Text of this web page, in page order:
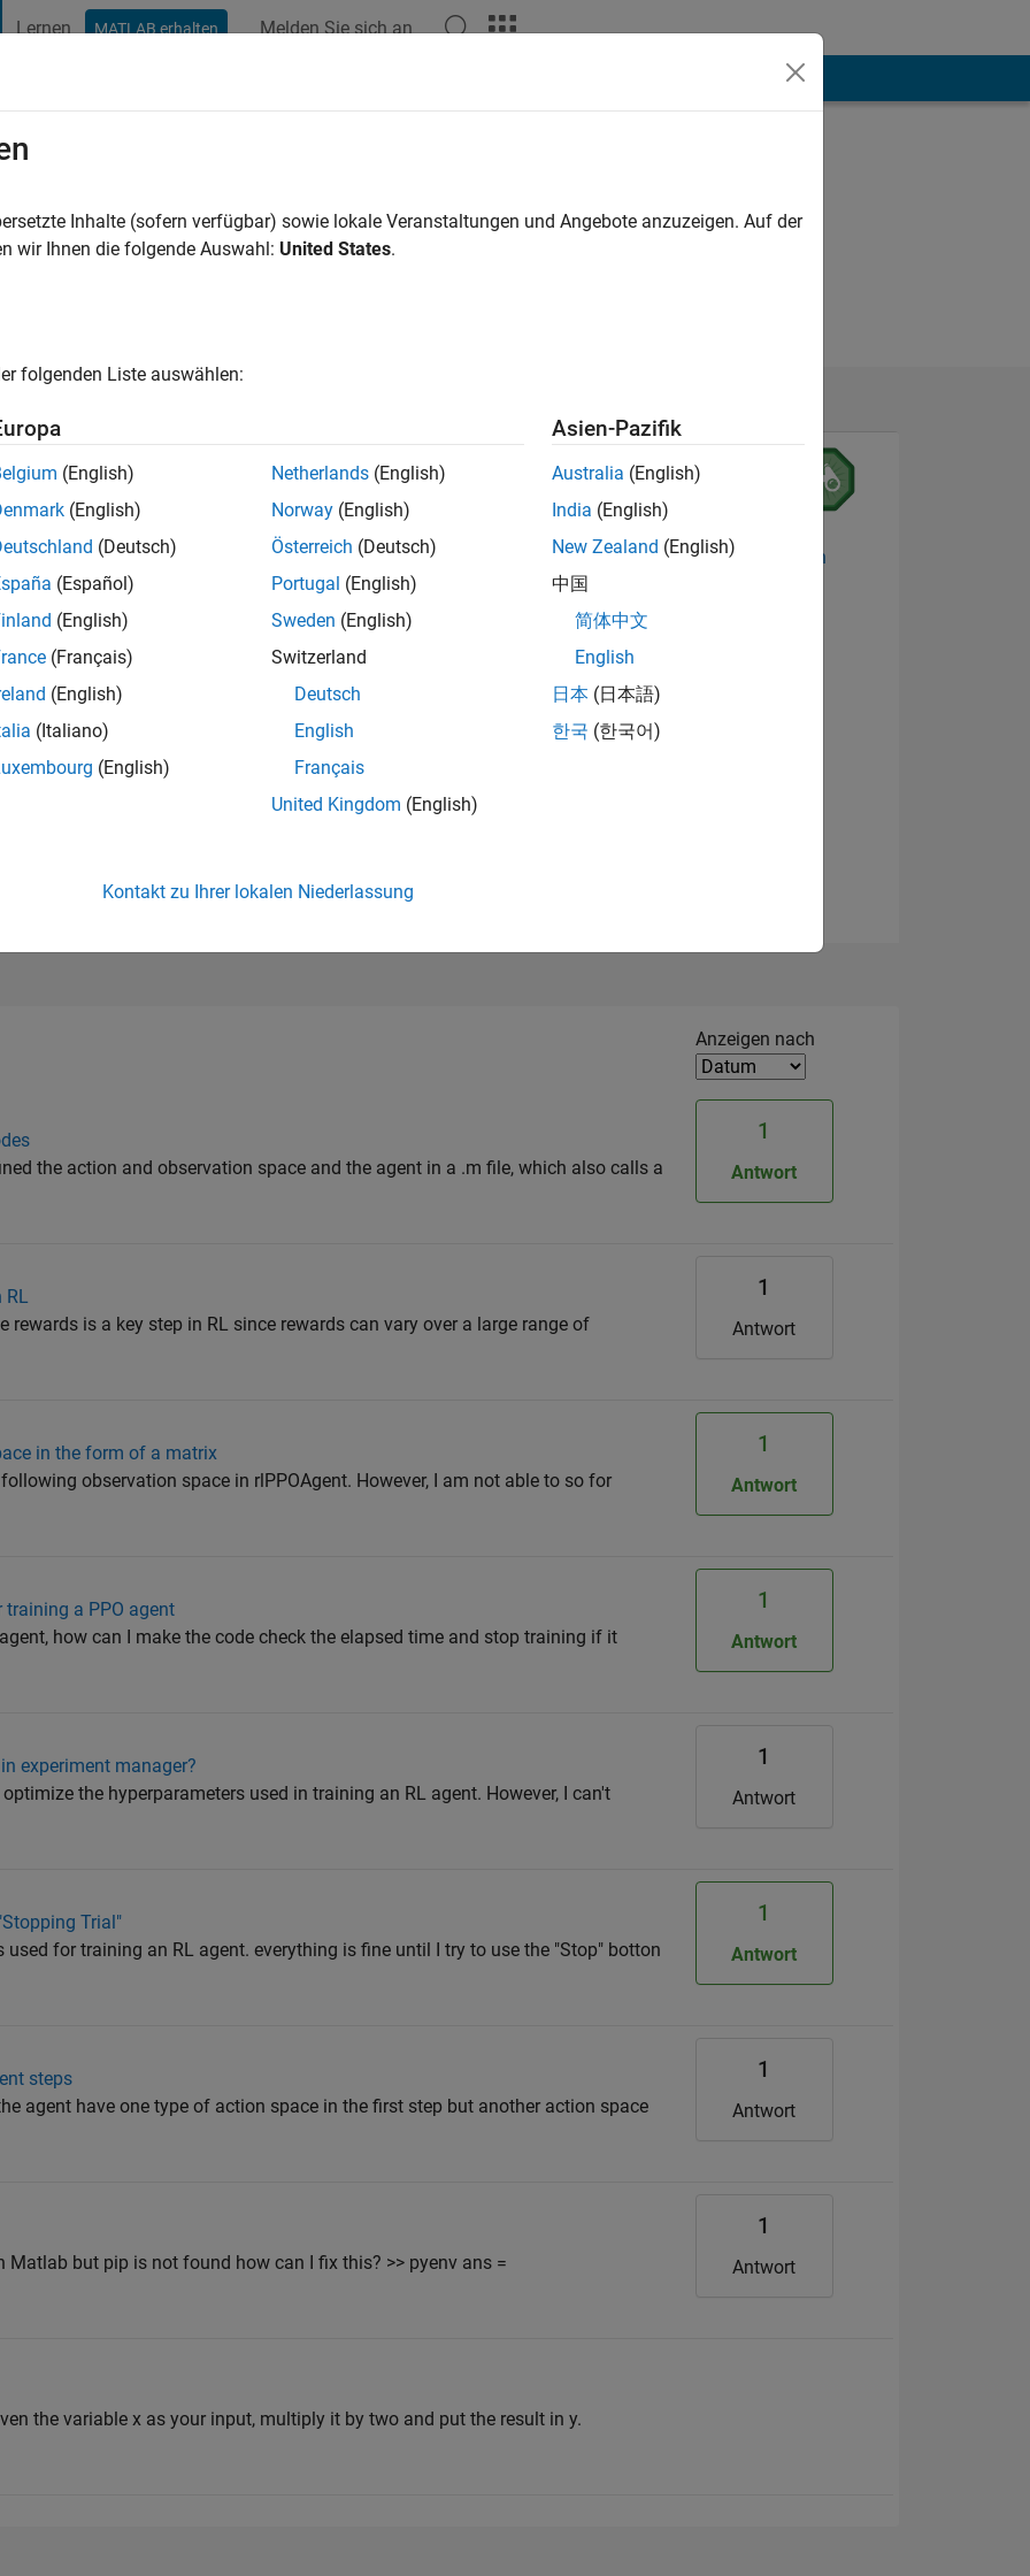
Lernen MATLAB erhalten Melden Sie sich an
vor|Aktiv seit 2023
0
of 302.031
Abzeichen anzeigen
Filter2
Anzeigen nach
the action and observation space and the agent in a .m file, which also calls a
1
Antwort
RL
rewards is a key step in RL since rewards can vary over a large range of
1
Antwort
in the form of a matrix
observation space in rlPPOAgent. However, I am not able to so for
1
Antwort
a PPO agent
how can I make the code check the elapsed time and stop training if it
1
Antwort
experiment manager?
the hyperparameters used in training an RL agent. However, I can't
1
Antwort
Trial"
used for training an RL agent. everything is fine until I try to use the "Stop" botton
1
Antwort
steps
agent have one type of action space in the first step but another action space
1
Antwort
Matlab but pip is not found how can I fix this? >> pyenv ans =
1
Antwort
the variable x as your input, multiply it by two and put the result in y.
Inhalte (sofern verfügbar) sowie lokale Veranstaltungen und Angebote anzuzeigen. Auf der
wir Ihnen die folgende Auswahl: United States.
folgenden Liste auswählen:
(English)
(English)
(Deutsch)
(Español)
(English)
(Français)
(English)
(Italiano)
(English)
Netherlands (English)
Norway (English)
Österreich (Deutsch)
Portugal (English)
Sweden (English)
Switzerland
Deutsch
English
Français
United Kingdom (English)
Asien-Pazifik
Australia (English)
India (English)
New Zealand (English)
中国
简体中文
English
日本 (日本語)
한국 (한국어)
Kontakt zu Ihrer lokalen Niederlassung